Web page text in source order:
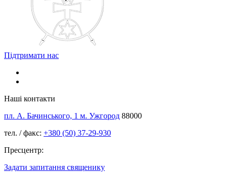
Підтримати нас
Наші контакти
пл. А. Бачинського, 1 м. Ужгород 88000
тел. / факс: +380 (50) 37-29-930
Пресцентр:
Задати запитання священику